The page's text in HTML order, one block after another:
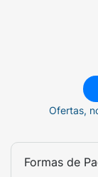
Não
do nariz e
ou
Ácido
Ofertas,
Formas de